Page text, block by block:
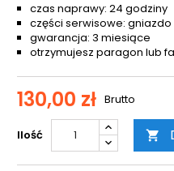
czas naprawy: 24 godziny
części serwisowe:
gwarancja: 3 miesiące
otrzymujesz paragon lub
130,00 zł Brutto
Ilość 